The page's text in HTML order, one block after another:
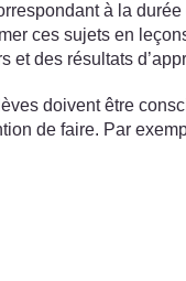
à la
ces sujets en
et des résultats
doivent être
de faire. Par